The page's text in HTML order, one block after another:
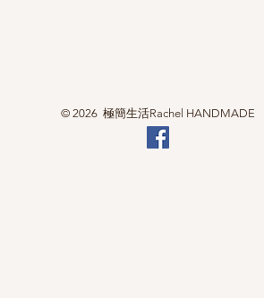
© 2026 極簡生活Rachel HANDMADE